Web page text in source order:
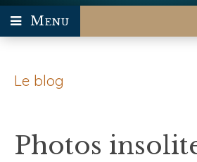
Menu
Le blog
Photos